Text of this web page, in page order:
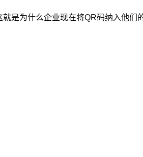
是为什么企业现在将QR码纳入他们